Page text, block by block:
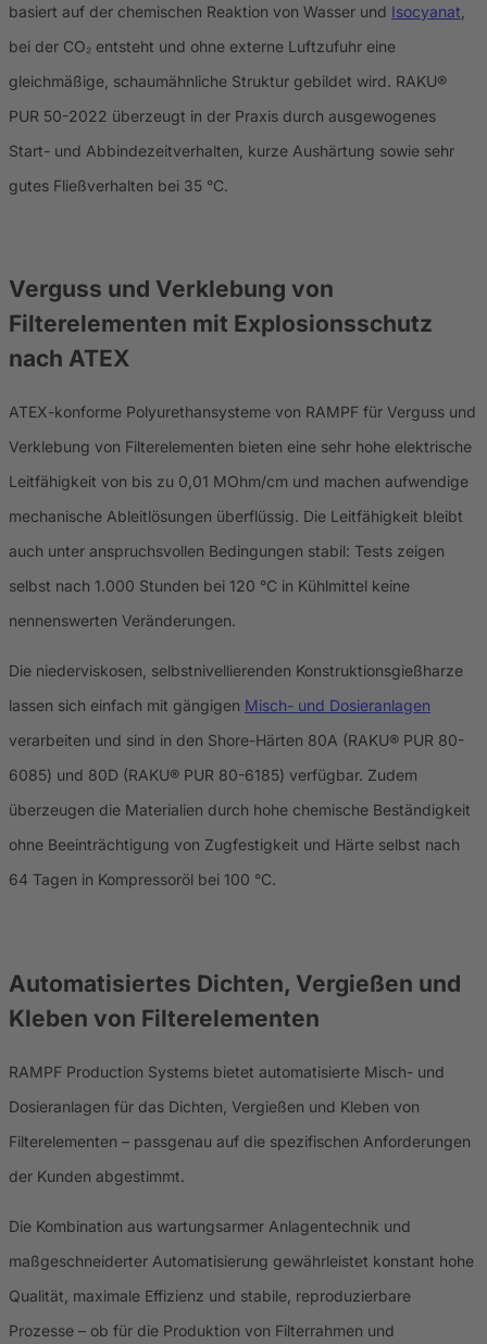
basiert auf der chemischen Reaktion von Wasser und Isocyanat
bei der CO₂ entsteht und ohne externe Luftzufuhr eine
gleichmäßige, schaumähnliche Struktur gebildet wird. RAKU®
PUR 50-2022 überzeugt in der Praxis durch ausgewogenes
Start- und Abbindezeitverhalten, kurze Aushärtung sowie sehr
gutes Fließverhalten bei 35 °C.
Verguss und Verklebung von
Filterelementen mit Explosionsschutz
nach ATEX
ATEX-konforme Polyurethansysteme von RAMPF für Verguss und
Verklebung von Filterelementen bieten eine sehr hohe elektrische
Leitfähigkeit von bis zu 0,01 MOhm/cm und machen aufwendige
mechanische Ableitlösungen überflüssig. Die Leitfähigkeit bleibt
auch unter anspruchsvollen Bedingungen stabil: Tests zeigen
selbst nach 1.000 Stunden bei 120 °C in Kühlmittel keine
nennenswerten Veränderungen.
Die niederviskosen, selbstnivellierenden Konstruktionsgießharze
lassen sich einfach mit gängigen Misch- und Dosieranlagen
verarbeiten und sind in den Shore-Härten 80A (RAKU® PUR 80-
6085) und 80D (RAKU® PUR 80-6185) verfügbar. Zudem
überzeugen die Materialien durch hohe chemische Beständigkeit
ohne Beeinträchtigung von Zugfestigkeit und Härte selbst nach
64 Tagen in Kompressoröl bei 100 °C.
Automatisiertes Dichten, Vergießen und
Kleben von Filterelementen
RAMPF Production Systems bietet automatisierte Misch- und
Dosieranlagen für das Dichten, Vergießen und Kleben von
Filterelementen – passgenau auf die spezifischen Anforderungen
der Kunden abgestimmt.
Die Kombination aus wartungsarmer Anlagentechnik und
maßgeschneiderter Automatisierung gewährleistet konstant hohe
Qualität, maximale Effizienz und stabile, reproduzierbare
Prozesse – ob für die Produktion von Filterrahmen und